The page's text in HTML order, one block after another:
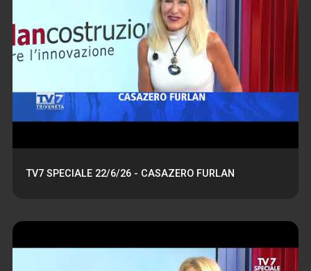
TV7 SPECIALE 22/6/26 - CASAZERO FURLAN